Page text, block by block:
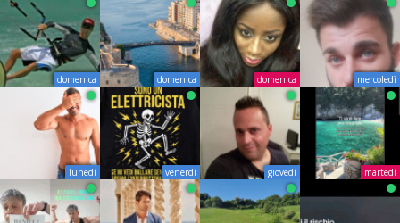
domenica domenica domenica mercoledì
lunedì venerdì giovedì martedì